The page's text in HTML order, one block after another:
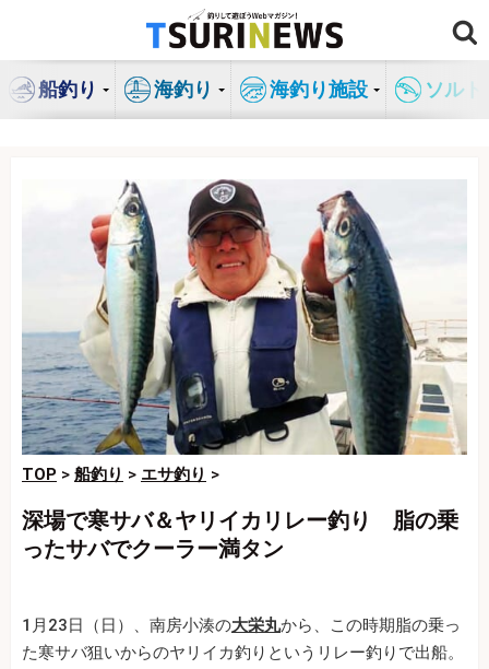
ン
船釣り 海釣り 海釣り施設 ソル
TOP > 船釣り > エサ釣り >
深場で寒サバ＆ヤリイカリレー釣り 脂の乗
ったサバでクーラー満タン
1月23日（日）、南房小湊の大栄丸から、この時期脂の乗っ
た寒サバ狙いからのヤリイカ釣りというリレー釣りで出船。